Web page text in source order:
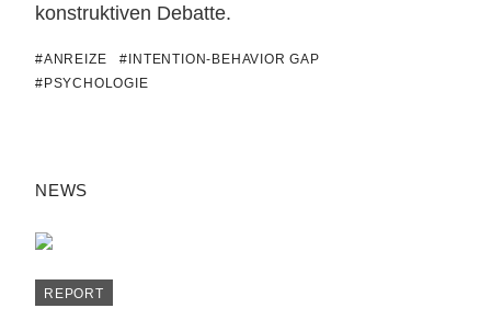
konstruktiven Debatte.
#ANREIZE
#INTENTION-BEHAVIOR GAP
#PSYCHOLOGIE
NEWS
REPORT